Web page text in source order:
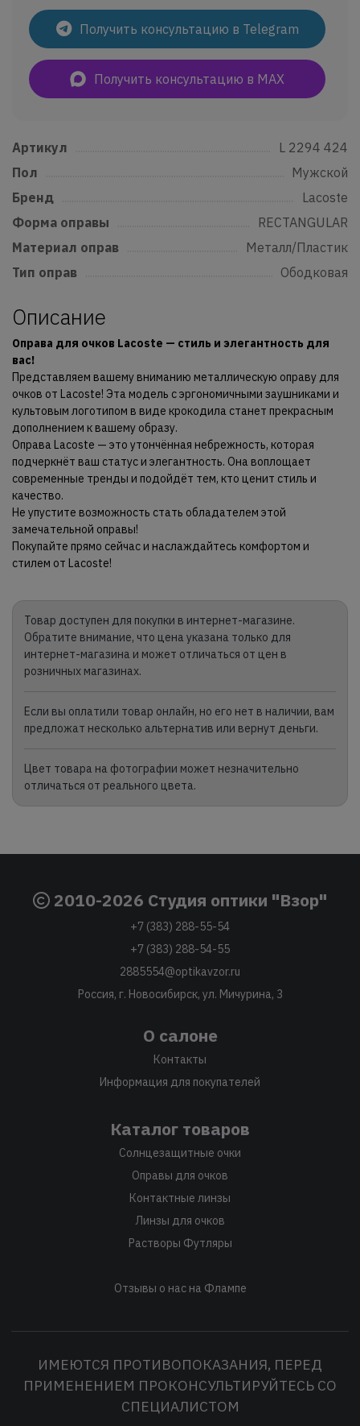
Получить консультацию в Telegram
Получить консультацию в MAX
Артикул
L 2294 424
Пол
Мужской
Бренд
Lacoste
Форма оправы
RECTANGULAR
Материал оправ
Металл/Пластик
Тип оправ
Ободковая
Описание
Оправа для очков Lacoste — стиль и элегантность для
вас!
Представляем вашему вниманию металлическую оправу для
очков от Lacoste! Эта модель с эргономичными заушниками и
культовым логотипом в виде крокодила станет прекрасным
дополнением к вашему образу.
Оправа Lacoste — это утончённая небрежность, которая
подчеркнёт ваш статус и элегантность. Она воплощает
современные тренды и подойдёт тем, кто ценит стиль и
качество.
Не упустите возможность стать обладателем этой
замечательной оправы!
Покупайте прямо сейчас и наслаждайтесь комфортом и
стилем от Lacoste!
Товар доступен для покупки в интернет-магазине.
Обратите внимание, что цена указана только для
интернет-магазина и может отличаться от цен в
розничных магазинах.
Если вы оплатили товар онлайн, но его нет в наличии, вам
предложат несколько альтернатив или вернут деньги.
Цвет товара на фотографии может незначительно
отличаться от реального цвета.
2010-2026 Студия оптики "Взор"
+7 (383) 288-55-54
+7 (383) 288-54-55
2885554@optikavzor.ru
Россия, г. Новосибирск, ул. Мичурина, 3
О салоне
Контакты
Информация для покупателей
Каталог товаров
Солнцезащитные очки
Оправы для очков
Контактные линзы
Линзы для очков
Растворы Футляры
Отзывы о нас на Флампе
ИМЕЮТСЯ ПРОТИВОПОКАЗАНИЯ, ПЕРЕД
ПРИМЕНЕНИЕМ ПРОКОНСУЛЬТИРУЙТЕСЬ СО
СПЕЦИАЛИСТОМ